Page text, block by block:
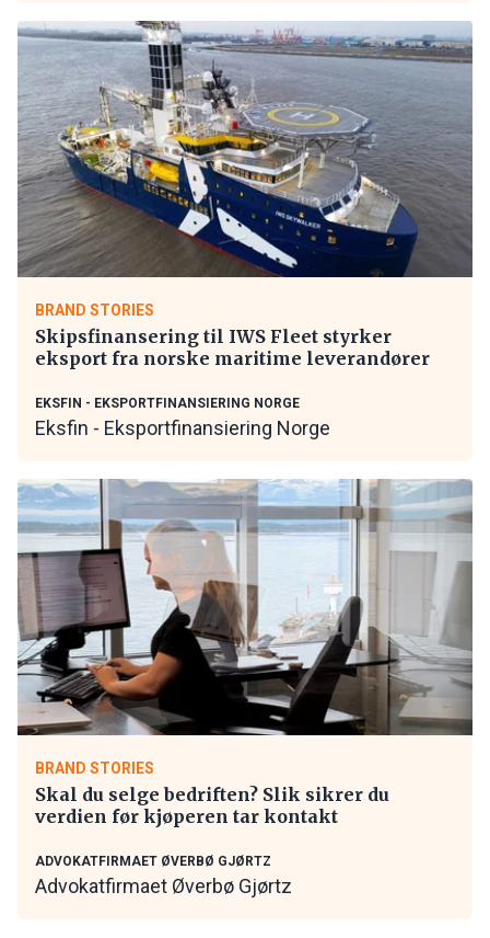
BRAND STORIES
Skipsfinansering til IWS Fleet styrker
eksport fra norske maritime leverandører
EKSFIN - EKSPORTFINANSIERING NORGE
Eksfin - Eksportfinansiering Norge
BRAND STORIES
Skal du selge bedriften? Slik sikrer du
verdien før kjøperen tar kontakt
ADVOKATFIRMAET ØVERBØ GJØRTZ
Advokatfirmaet Øverbø Gjørtz